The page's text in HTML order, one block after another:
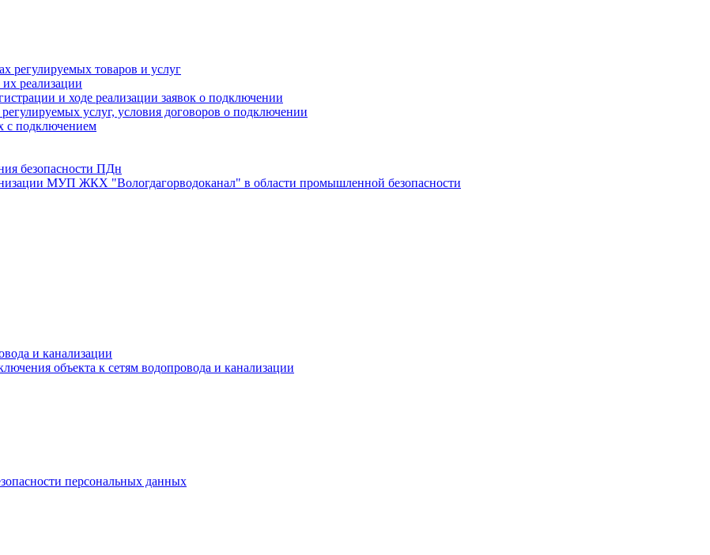
регулируемых товаров и услуг
реализации
и ходе реализации заявок о подключении
услуг, условия договоров о подключении
с подключением
безопасности ПДн
МУП ЖКХ "Вологдагорводоканал" в области промышленной безопасности
и канализации
объекта к сетям водопровода и канализации
персональных данных